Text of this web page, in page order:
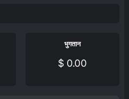
भुगतान
$ 0.00